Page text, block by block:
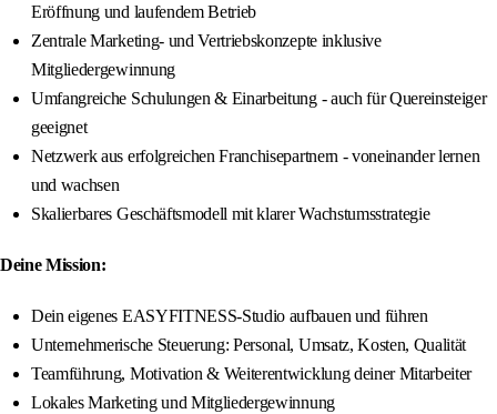
Eröffnung und laufendem Betrieb
Zentrale Marketing- und Vertriebskonzepte inklusive
Mitgliedergewinnung
Umfangreiche Schulungen & Einarbeitung - auch für Quereinsteiger
geeignet
Netzwerk aus erfolgreichen Franchisepartnern - voneinander lernen
und wachsen
Skalierbares Geschäftsmodell mit klarer Wachstumsstrategie
Deine Mission:
Dein eigenes EASYFITNESS-Studio aufbauen und führen
Unternehmerische Steuerung: Personal, Umsatz, Kosten, Qualität
Teamführung, Motivation & Weiterentwicklung deiner Mitarbeiter
Lokales Marketing und Mitgliedergewinnung